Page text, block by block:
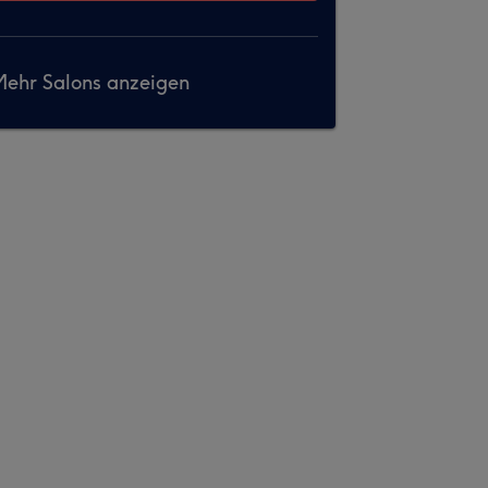
Salons anzeigen